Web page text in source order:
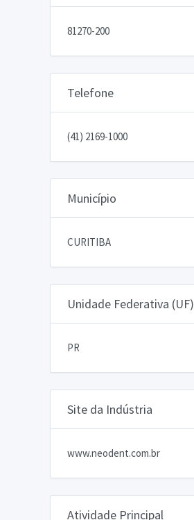
81270-200
Telefone
(41) 2169-1000
Município
CURITIBA
Unidade Federativa (UF)
PR
Site da Indústria
www.neodent.com.br
Atividade Principal